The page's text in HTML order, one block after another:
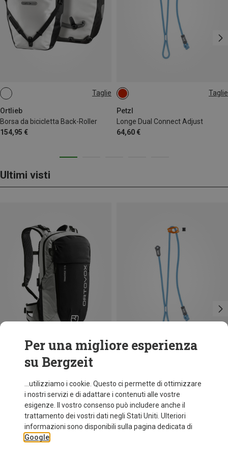
Taglie
Ortlieb
Borsa da bicicletta Back-Roller
154,95 €
40L Taglie
Petzl
Longe Dual Connect Adjust
64,60 €
ONE SIZE
Ultimi visti
Taglie
Zaino Traverse Pure 18 S donna
122,20 €
Petzl
Longe Dual Connect Adjust
64,60 €
Per una migliore esperienza
su Bergzeit
...utilizziamo i cookie. Questo ci permette di ottimizzare
i nostri servizi e di adattare i contenuti alle vostre
esigenze. Il vostro consenso può includere anche il
trattamento dei vostri dati negli Stati Uniti. Ulteriori
informazioni sono disponibili sulla pagina dedicata di
Google